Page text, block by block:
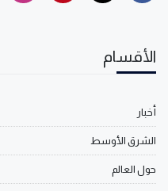
الأقسام
أخبار
الشرق الأوسط
حول العالم